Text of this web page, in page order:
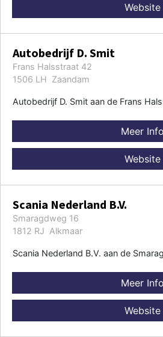
Website
Autobedrijf D. Smit
Frans Halsstraat 42
1506 LH Zaandam
Autobedrijf D. Smit aan de Frans
Meer Info
Website
Scania Nederland B.V.
Smaragdweg 16
1812 RJ Alkmaar
Scania Nederland B.V. aan de
Meer Info
Website